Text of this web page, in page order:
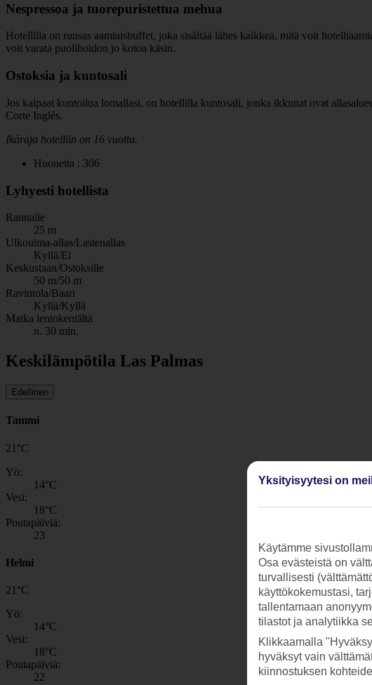
Nespressoa ja tuorepuristettua mehua
Hotellilla on runsas aamiaisbuffet, joka sisältää lähes kaikkea, mitä voit
voit varata puolihoidon jo kotoa käsin.
Ostoksia ja kuntosali
Jos kaipaat kuntoilua lomallasi, on hotellilla kuntosali, jonka ikkunat ovat
Corte Inglés.
Ikäraja hotelliin on 16 vuotta.
Huoneita : 306
Lyhyesti hotellista
Rannalle
25 m
Ulkouima-allas/Lastenallas
Kyllä/Ei
Keskustaan/Ostoksille
50 m/50 m
Ravintola/Baari
Kyllä/Kyllä
Matka lentokentältä
n. 30 min.
Keskilämpötila Las Palmas
Edellinen
Tammi
21 °C
Yö:
14°C
Vesi:
18°C
Poutapäiviä:
23
Helmi
21 °C
Yö:
14°C
Vesi:
18°C
Poutapäiviä:
22
Yksityisyytesi on
Käytämme
Osa evästeistä on
turvallisesti
käyttökokemustasi,
tallentamaan
tilastot ja analytiikka
Klikkaamalla
hyväksyt vain
kiinnostuksen